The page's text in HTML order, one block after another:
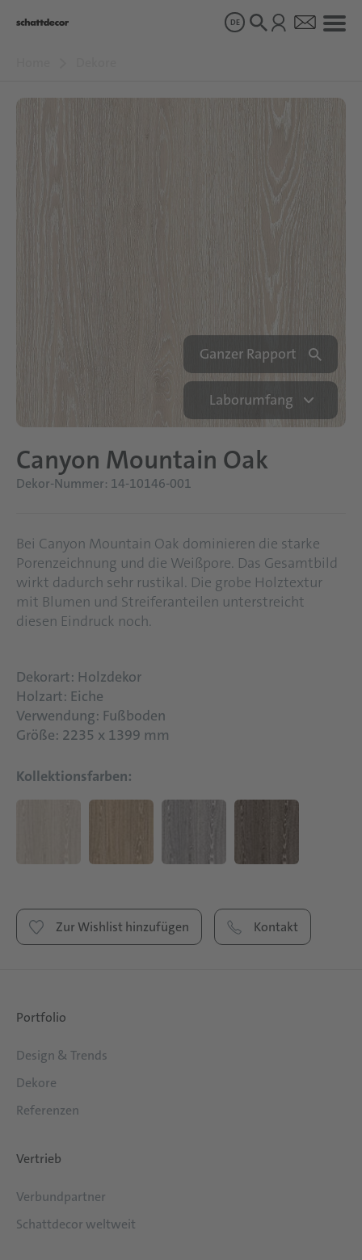
Karriere
DE
Ganzer Rapport
Laborumfang
Canyon Mountain Oak
Dekor-Nummer: 14-10146-001
Bei Canyon Mountain Oak dominieren die starke
Porenzeichnung und die Weißpore. Das Gesamtbild
wirkt dadurch sehr rustikal. Die grobe Holztextur
mit Blumen und Streiferanteilen unterstreicht
diesen Eindruck noch.
Dekorart: Holzdekor
Holzart: Eiche
Verwendung: Fußboden
Größe: 2235 x 1399 mm
Kollektionsfarben:
Zur Wishlist hinzufügen Kontakt
Portfolio
Design & Trends
Dekore
Referenzen
Vertrieb
Verbundpartner
Schattdecor weltweit